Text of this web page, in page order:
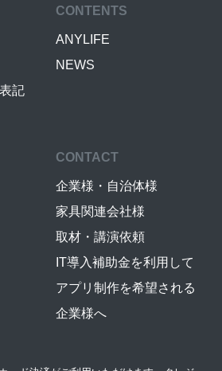
記
CONTENTS
ANYLIFE
NEWS
CONTACT
企業様・自治体様
家具関連会社様
取材・講演依頼
IT導入補助金を利用して
アプリ制作を希望される
企業様へ